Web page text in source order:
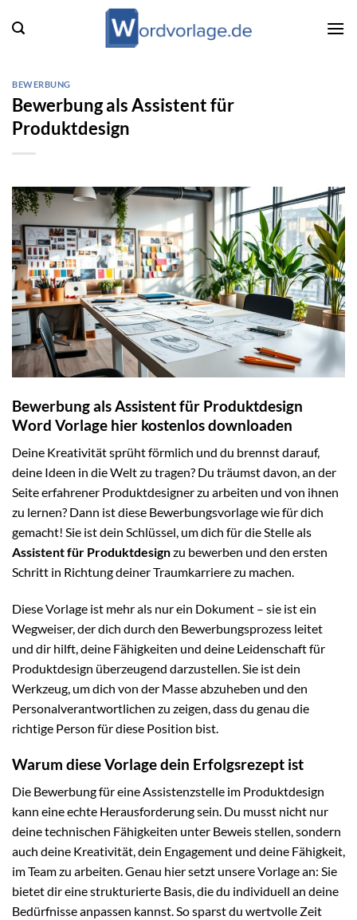
Inhalt
BEWERBUNG
Bewerbung als Assistent für
Produktdesign
Bewerbung als Assistent für Produktdesign
Word Vorlage hier kostenlos downloaden
Deine Kreativität sprüht förmlich und du brennst darauf,
deine Ideen in die Welt zu tragen? Du träumst davon, an der
Seite erfahrener Produktdesigner zu arbeiten und von ihnen
zu lernen? Dann ist diese Bewerbungsvorlage wie für dich
gemacht! Sie ist dein Schlüssel, um dich für die Stelle als
Assistent für Produktdesignzu bewerben und den ersten
Schritt in Richtung deiner Traumkarriere zu machen.
Diese Vorlage ist mehr als nur ein Dokument – sie ist ein
Wegweiser, der dich durch den Bewerbungsprozess leitet
und dir hilft, deine Fähigkeiten und deine Leidenschaft für
Produktdesign überzeugend darzustellen. Sie ist dein
Werkzeug, um dich von der Masse abzuheben und den
Personalverantwortlichen zu zeigen, dass du genau die
richtige Person für diese Position bist.
Warum diese Vorlage dein Erfolgsrezept ist
Die Bewerbung für eine Assistenzstelle im Produktdesign
kann eine echte Herausforderung sein. Du musst nicht nur
deine technischen Fähigkeiten unter Beweis stellen, sondern
auch deine Kreativität, dein Engagement und deine Fähigkeit,
im Team zu arbeiten. Genau hier setzt unsere Vorlage an: Sie
bietet dir eine strukturierte Basis, die du individuell an deine
Bedürfnisse anpassen kannst. So sparst du wertvolle Zeit